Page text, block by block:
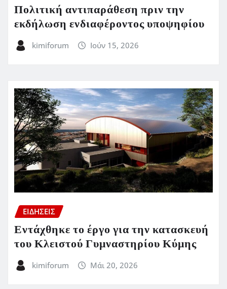
Πολιτική αντιπαράθεση πριν την
εκδήλωση ενδιαφέροντος υποψηφίου
kimiforum Ιούν 15, 2026
ΕΙΔΗΣΕΙΣ
Εντάχθηκε το έργο για την κατασκευή
του Κλειστού Γυμναστηρίου Κύμης
kimiforum Μάι 20, 2026